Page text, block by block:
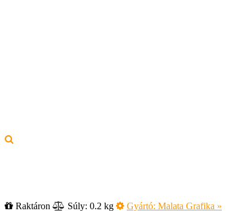
Raktáron Súly: 0.2 kg Gyártó: Malata Grafika »